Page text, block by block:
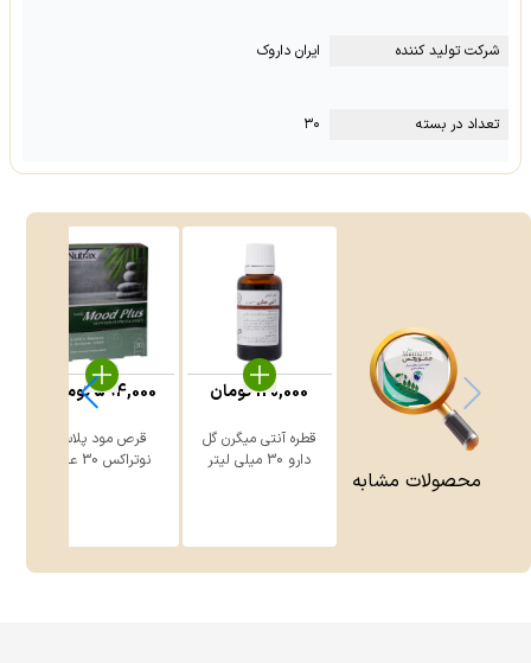
شرکت تولید کننده ایران داروک
تعداد در بسته ۳۰
محصولات مشابه
قطره آنتی میگرن گل
دارو 30 میلی لیتر
120,000تومان
قرص مود پلاس
نوتراکس 30 عدد
594,000تومان